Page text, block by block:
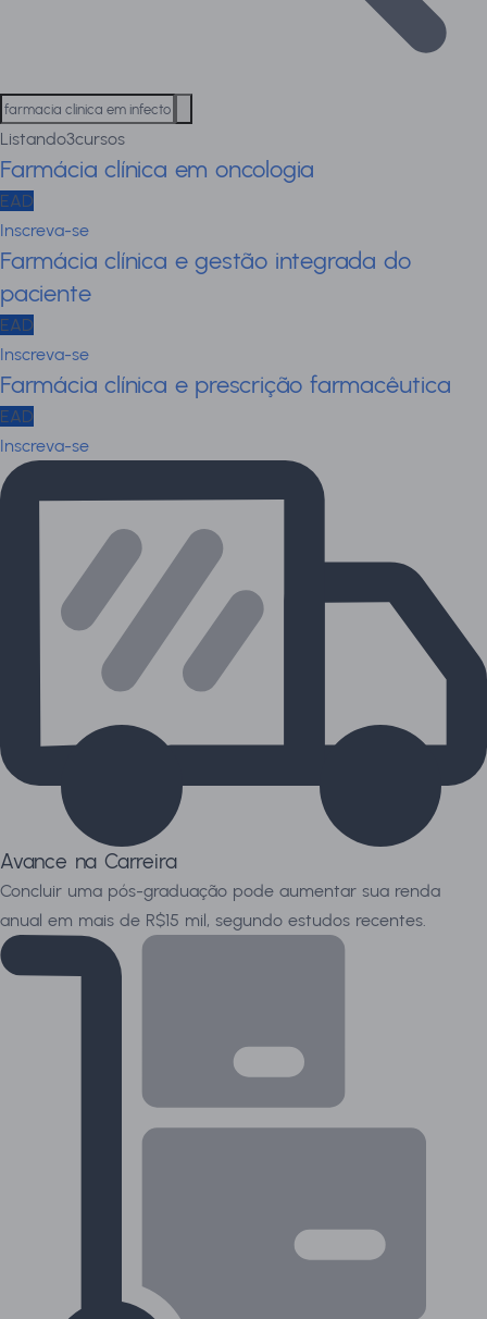
Listando3cursos
Farmácia clínica em oncologia
EAD
Inscreva-se
Farmácia clínica e gestão integrada do
paciente
EAD
Inscreva-se
Farmácia clínica e prescrição farmacêutica
EAD
Inscreva-se
Avance na Carreira
Concluir uma pós-graduação pode aumentar sua renda
anual em mais de R$15 mil, segundo estudos recentes.